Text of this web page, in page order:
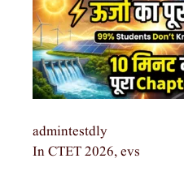
admintestdly
In CTET 2026, evs